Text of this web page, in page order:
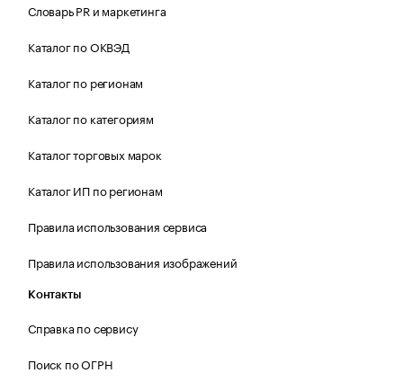
Словарь PR и маркетинга
Каталог по ОКВЭД
Каталог по регионам
Каталог по категориям
Каталог торговых марок
Каталог ИП по регионам
Правила использования сервиса
Правила использования изображений
Контакты
Справка по сервису
Поиск по ОГРН